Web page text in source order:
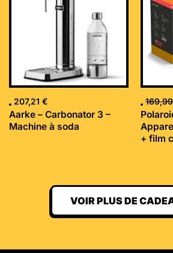
207,21 €
Aarke – Carbonator 3 –
Machine à soda
+ film
VOIR PLUS DE